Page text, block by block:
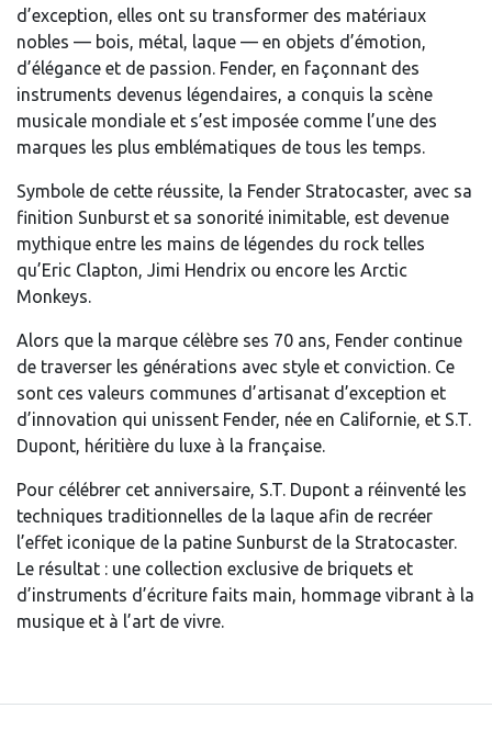
d’exception, elles ont su transformer des matériaux
nobles — bois, métal, laque — en objets d’émotion,
d’élégance et de passion. Fender, en façonnant des
instruments devenus légendaires, a conquis la scène
musicale mondiale et s’est imposée comme l’une des
marques les plus emblématiques de tous les temps.
Symbole de cette réussite, la Fender Stratocaster, avec sa
finition Sunburst et sa sonorité inimitable, est devenue
mythique entre les mains de légendes du rock telles
qu’Eric Clapton, Jimi Hendrix ou encore les Arctic
Monkeys.
Alors que la marque célèbre ses 70 ans, Fender continue
de traverser les générations avec style et conviction. Ce
sont ces valeurs communes d’artisanat d’exception et
d’innovation qui unissent Fender, née en Californie, et S.T.
Dupont, héritière du luxe à la française.
Pour célébrer cet anniversaire, S.T. Dupont a réinventé les
techniques traditionnelles de la laque afin de recréer
l’effet iconique de la patine Sunburst de la Stratocaster.
Le résultat : une collection exclusive de briquets et
d’instruments d’écriture faits main, hommage vibrant à la
musique et à l’art de vivre.